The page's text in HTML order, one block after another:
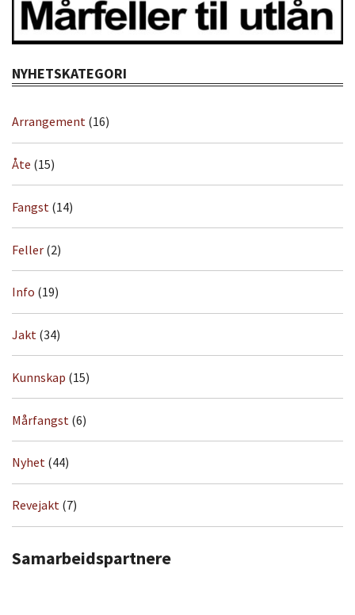
NYHETSKATEGORI
Arrangement (16)
Åte (15)
Fangst (14)
Feller (2)
Info (19)
Jakt (34)
Kunnskap (15)
Mårfangst (6)
Nyhet (44)
Revejakt (7)
Samarbeidspartnere